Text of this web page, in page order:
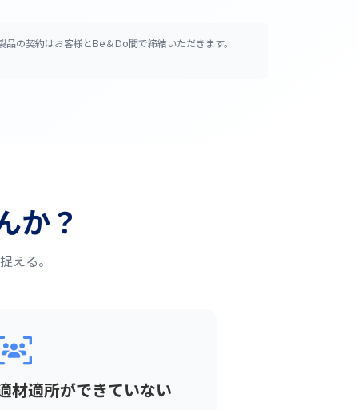
の契約はお客様とBe＆Do間で締結いただきます。
か？
える。
材適所ができていない